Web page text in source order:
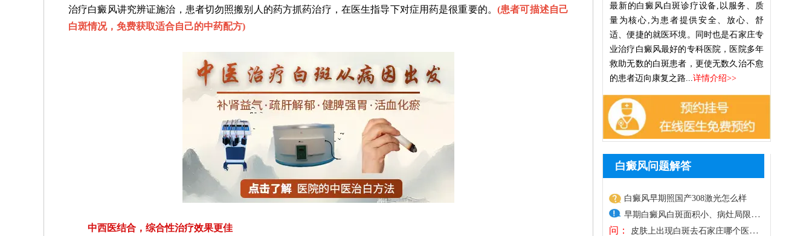
治疗白癜风讲究辨证施治，患者切勿照搬别人的药方抓药治疗，在医生指导下对症用药是很重要的。(患者可描述自己
白斑情况，免费获取适合自己的中药配方)
中西医结合，综合性治疗效果更佳
最新的白癜风白斑诊疗设备,以服务、质
量为核心,为患者提供安全、放心、舒
适、便捷的就医环境。同时也是石家庄专
业治疗白癜风最好的专科医院，医院多年
救助无数的白斑患者，更使无数久治不愈
的患者迈向康复之路... 详情介绍>>
白癜风问题解答
白癜风早期照国产308激光怎么样
早期白癜风白斑面积小、病灶局限，
皮肤损伤较轻，光疗是优选治疗方
问：